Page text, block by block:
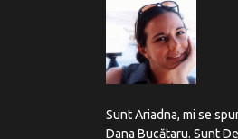
Sunt Ariadna, mi se
Dana Bucătaru. Sunt